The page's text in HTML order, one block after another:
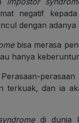
negatif
dengan adanya
bisa merasa
hanya
dan ia
di dunia